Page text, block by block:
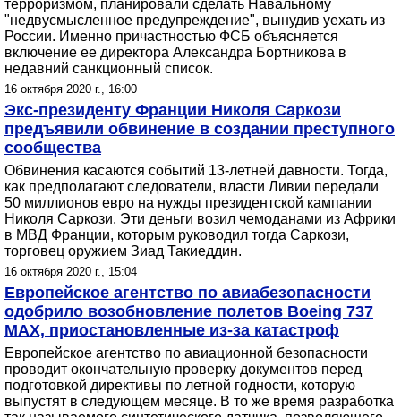
терроризмом, планировали сделать Навальному
"недвусмысленное предупреждение", вынудив уехать из
России. Именно причастностью ФСБ объясняется
включение ее директора Александра Бортникова в
недавний санкционный список.
16 октября 2020 г., 16:00
Экс-президенту Франции Николя Саркози
предъявили обвинение в создании преступного
сообщества
Обвинения касаются событий 13-летней давности. Тогда,
как предполагают следователи, власти Ливии передали
50 миллионов евро на нужды президентской кампании
Николя Саркози. Эти деньги возил чемоданами из Африки
в МВД Франции, которым руководил тогда Саркози,
торговец оружием Зиад Такиеддин.
16 октября 2020 г., 15:04
Европейское агентство по авиабезопасности
одобрило возобновление полетов Boeing 737
MAX, приостановленные из-за катастроф
Европейское агентство по авиационной безопасности
проводит окончательную проверку документов перед
подготовкой директивы по летной годности, которую
выпустят в следующем месяце. В то же время разработка